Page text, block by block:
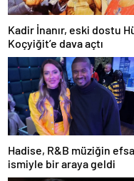
Kadir İnanır, eski dostu
Koçyiğit’e dava açtı
Hadise, R&B müziğin
ismiyle bir araya geldi